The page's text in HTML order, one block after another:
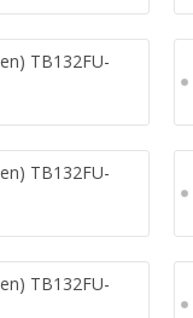
TB132FU-
TB132FU-
TB132FU-